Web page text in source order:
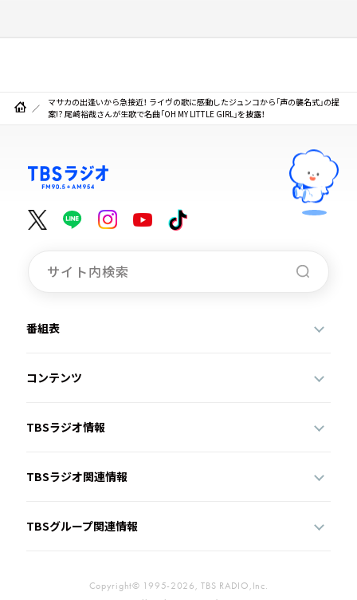
マサカの出逢いから急接近！ ライヴの歌に感動したジュンコから「声の襲名式」の提
案!? 尾崎裕哉さんが生歌で名曲「OH MY LITTLE GIRL」を披露！
番組表
コンテンツ
TBSラジオ情報
TBSラジオ関連情報
TBSグループ関連情報
Copyright© 1995-2026, TBS RADIO,Inc.